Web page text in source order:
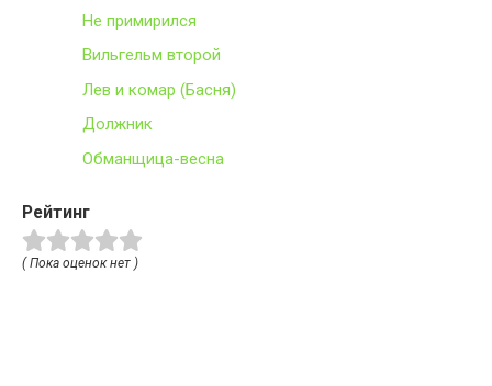
Не примирился
Вильгельм второй
Лев и комар (Басня)
Должник
Обманщица-весна
Рейтинг
( Пока оценок нет )